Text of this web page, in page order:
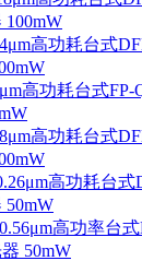
高功耗台式
高功耗台式
高功耗台式
高功耗台
50mW
高功率台
50mW